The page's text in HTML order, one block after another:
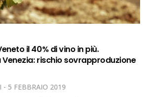
il 40% di vino in più.
rischio sovrapproduzione
5 FEBBRAIO 2019